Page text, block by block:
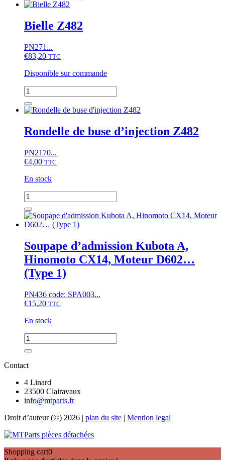
plusieurs
variations.
choisies
sur
la
du
Bielle Z482
PN271...
€83,20 TTC
Disponible sur commande
quantité
de
Bielle
Rondelle de buse d’injection Z482
PN2170...
€4,00 TTC
En stock
quantité
de
Rondelle
de
d'injection
Z482
Soupape d’admission Kubota A,
Hinomoto CX14, Moteur D602…
(Type 1)
PN436 code: SPA003...
€15,20 TTC
En stock
quantité
de
Soupape
d'admission
A,
Hinomoto
CX14,
D602…
1)
Contact
4 Linard
23500 Clairavaux
info@mtparts.fr
Droit d’auteur (©) 2026 | plan du site | Mention legal
Shopping cart0